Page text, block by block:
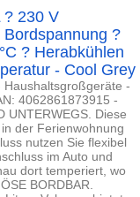
? 230 V
?
? Herabkühlen
- Cool Grey
-
4062861873915 -
UNTERWEGS. Diese
der Ferienwohnung
nutzen Sie flexibel
im Auto und
dort temperiert, wo
BORDBAR.